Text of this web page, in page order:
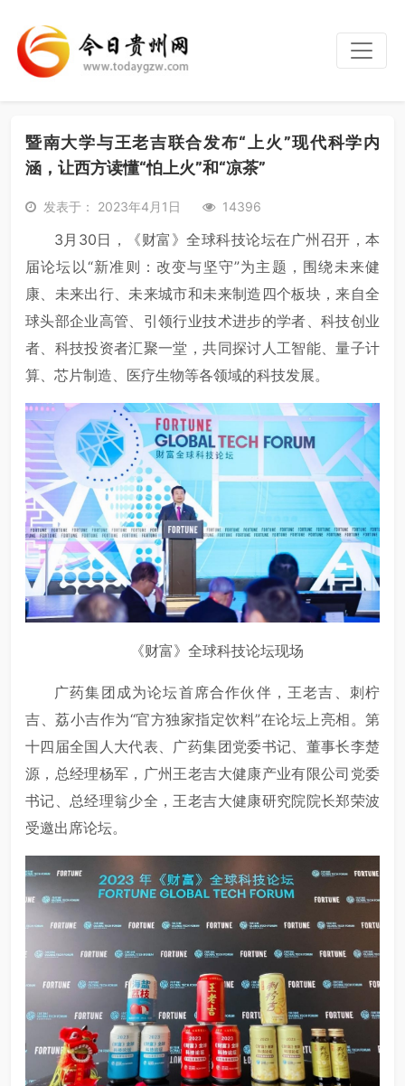
暨南大学与王老吉联合发布“上火”现代科学内
涵，让西方读懂“怕上火”和“凉茶”
发表于： 2023年4月1日 14396
3月30日，《财富》全球科技论坛在广州召开，本
届论坛以“新准则：改变与坚守”为主题，围绕未来健
康、未来出行、未来城市和未来制造四个板块，来自全
球头部企业高管、引领行业技术进步的学者、科技创业
者、科技投资者汇聚一堂，共同探讨人工智能、量子计
算、芯片制造、医疗生物等各领域的科技发展。
《财富》全球科技论坛现场
广药集团成为论坛首席合作伙伴，王老吉、刺柠
吉、荔小吉作为“官方独家指定饮料”在论坛上亮相。第
十四届全国人大代表、广药集团党委书记、董事长李楚
源，总经理杨军，广州王老吉大健康产业有限公司党委
书记、总经理翁少全，王老吉大健康研究院院长郑荣波
受邀出席论坛。